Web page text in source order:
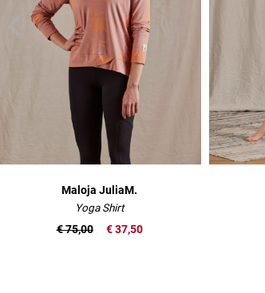
Maloja JuliaM.
Yoga Shirt
€ 37,50
€ 75,00